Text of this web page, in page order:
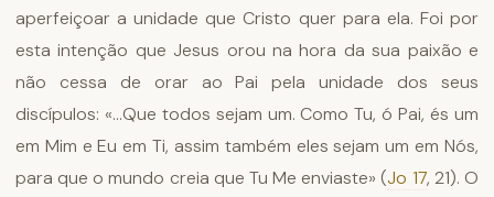
aperfeiçoar a unidade que Cristo quer para ela. Foi por
esta intenção que Jesus orou na hora da sua paixão e
não cessa de orar ao Pai pela unidade dos seus
discípulos: «...Que todos sejam um. Como Tu, ó Pai, és um
em Mim e Eu em Ti, assim também eles sejam um em Nós,
para que o mundo creia que Tu Me enviaste» (Jo 17, 21). O